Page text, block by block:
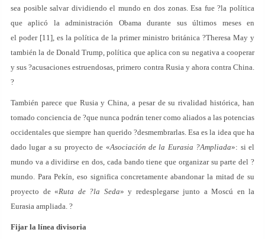
sea posible salvar dividiendo el mundo en dos zonas. Esa fue ?la política
que aplicó la administración Obama durante sus últimos meses en
el poder [11], es la política de la primer ministro británica ?Theresa May y
también la de Donald Trump, política que aplica con su negativa a cooperar
y sus ?acusaciones estruendosas, primero contra Rusia y ahora contra China.
?
También parece que Rusia y China, a pesar de su rivalidad histórica, han
tomado conciencia de ?que nunca podrán tener como aliados a las potencias
occidentales que siempre han querido ?desmembrarlas. Esa es la idea que ha
dado lugar a su proyecto de «Asociación de la Eurasia ?Ampliada»: si el
mundo va a dividirse en dos, cada bando tiene que organizar su parte del ?
mundo. Para Pekín, eso significa concretamente abandonar la mitad de su
proyecto de «Ruta de ?la Seda» y redesplegarse junto a Moscú en la
Eurasia ampliada. ?
Fijar la línea divisoria